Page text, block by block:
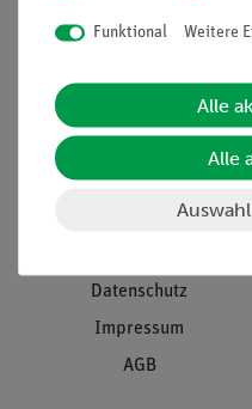
Projekte und Lösungen
Presse
Stellenangebote
Datenschutz
Impressum
AGB
Funktional Weitere
Alle
Alle